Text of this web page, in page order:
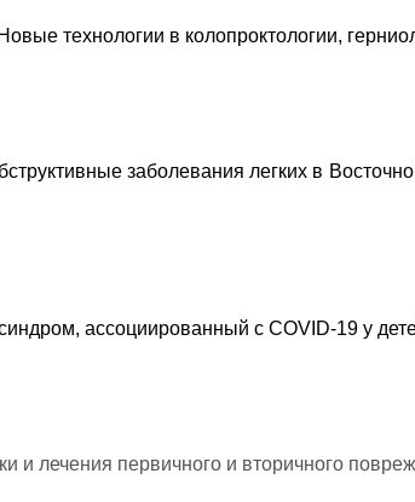
технологии в колопроктологии,
заболевания легких в
ассоциированный с СОVID-19 у
и лечения первичного и вторичного